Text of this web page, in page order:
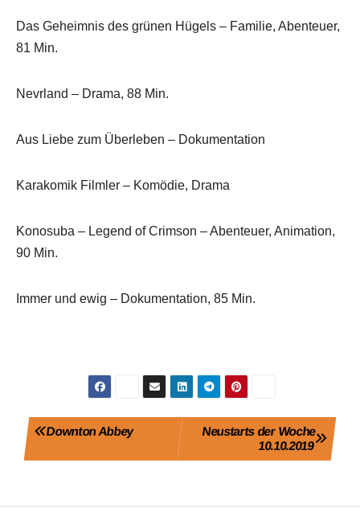
Das Geheimnis des grünen Hügels – Familie, Abenteuer,
81 Min.
Nevrland – Drama, 88 Min.
Aus Liebe zum Überleben – Dokumentation
Karakomik Filmler – Komödie, Drama
Konosuba – Legend of Crimson – Abenteuer, Animation,
90 Min.
Immer und ewig – Dokumentation, 85 Min.
BeitragsnavigationNeustarts der Woche
10.10.2019
Downton Abbey